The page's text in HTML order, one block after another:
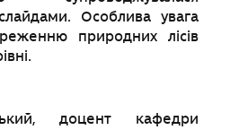
Особлива увага
природних лісів
доцент кафедри